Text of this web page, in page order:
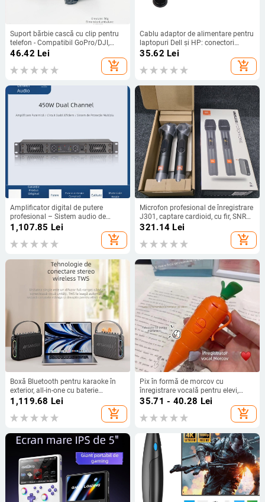
Suport bărbie cască cu clip pentru
telefon - Compatibil GoPro/DJI,
PP+TPE, Model GR19
46.42 Lei
add_shopping_cart
Cablu adaptor de alimentare pentru
laptopuri Dell și HP: conectori
7.4x5.0 mm masculin la 4.5x3.0
mm feminin, OEM, marcă YL, model
4530F la 7450M
35.62 Lei
add_shopping_cart
Amplificator digital de putere
profesional – Sistem audio de
scenă cu două canale pentru acasă,
spectacole și conferințe
1,107.85 Lei
add_shopping_cart
Microfon profesional de înregistrare
J301, captare cardioid, cu fir, SNR
≥75 dB, tensiune de lucru 5 V
321.14 Lei
add_shopping_cart
Boxă Bluetooth pentru karaoke în
exterior, all-in-one cu baterie
încorporată, 75W, răspuns în
frecvență 100Hz-20kHz, SNR
≥70dB, 4000–6000mAh
1,119.68 Lei
add_shopping_cart
Pix în formă de morcov cu
înregistrare vocală pentru elevi,
jucărie drăguță
35.71 - 40.28 Lei
add_shopping_cart